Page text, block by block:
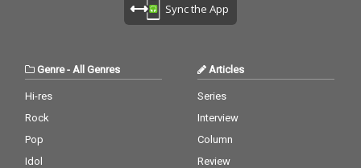
Sync the App
Genre- All Genres
Hi-res
Rock
Pop
Idol
Articles
Series
Interview
Column
Review